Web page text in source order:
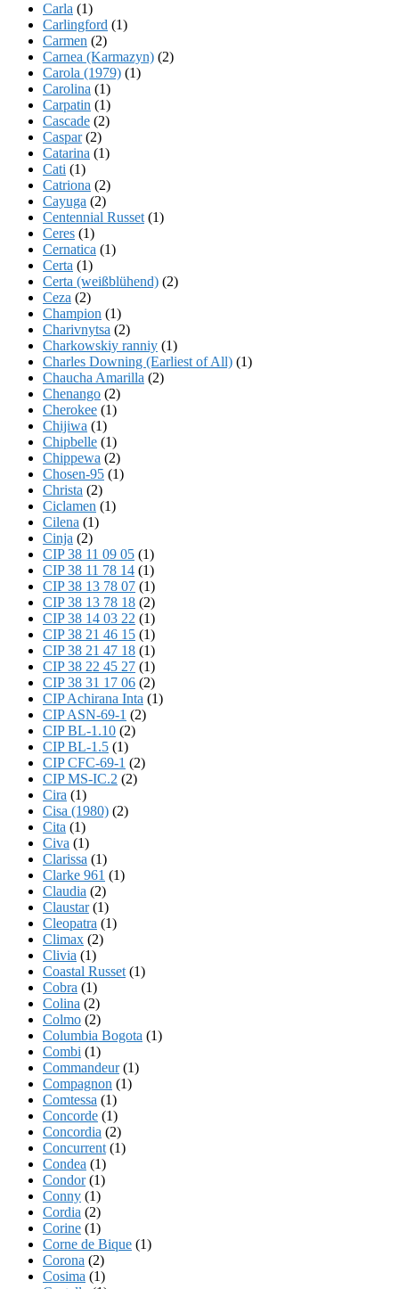
Carla (1)
Carlingford (1)
Carmen (2)
Carnea (Karmazyn) (2)
Carola (1979) (1)
Carolina (1)
Carpatin (1)
Cascade (2)
Caspar(2)
Catarina (1)
Cati (1)
Catriona (2)
Cayuga (2)
Centennial Russet (1)
Ceres (1)
Cernatica (1)
Certa (1)
Certa (weißblühend) (2)
Ceza (2)
Champion (1)
Charivnytsa (2)
Charkowskiy ranniy (1)
Charles Downing (Earliest of All) (1)
Chaucha Amarilla (2)
Chenango (2)
Cherokee (1)
Chijiwa (1)
Chipbelle (1)
Chippewa (2)
Chosen-95 (1)
Christa (2)
Ciclamen (1)
Cilena (1)
Cinja (2)
CIP 38 11 09 05 (1)
CIP 38 11 78 14 (1)
CIP 38 13 78 07 (1)
CIP 38 13 78 18 (2)
CIP 38 14 03 22 (1)
CIP 38 21 46 15 (1)
CIP 38 21 47 18 (1)
CIP 38 22 45 27 (1)
CIP 38 31 17 06 (2)
CIP Achirana Inta (1)
CIP ASN-69-1 (2)
CIP BL-1.10 (2)
CIP BL-1.5 (1)
CIP CFC-69-1 (2)
CIP MS-IC.2 (2)
Cira (1)
Cisa (1980) (2)
Cita (1)
Civa (1)
Clarissa (1)
Clarke 961 (1)
Claudia (2)
Claustar(1)
Cleopatra (1)
Climax (2)
Clivia (1)
Coastal Russet (1)
Cobra (1)
Colina (2)
Colmo (2)
Columbia Bogota (1)
Combi (1)
Commandeur(1)
Compagnon (1)
Comtessa (1)
Concorde (1)
Concordia (2)
Concurrent (1)
Condea (1)
Condor(1)
Conny (1)
Cordia (2)
Corine (1)
Corne de Bique (1)
Corona (2)
Cosima (1)